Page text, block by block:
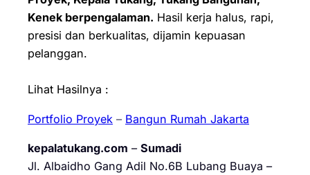
Kenek berpengalaman. Hasil kerja halus, rapi,
presisi dan berkualitas, dijamin kepuasan
pelanggan.
Lihat Hasilnya :
Portfolio Proyek – Bangun Rumah Jakarta
kepalatukang.com – Sumadi
Jl. Albaidho Gang Adil No.6B Lubang Buaya –